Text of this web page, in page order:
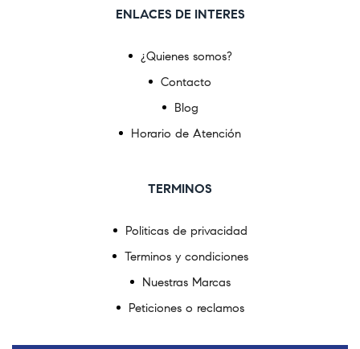
ENLACES DE INTERES
¿Quienes somos?
Contacto
Blog
Horario de Atención
TERMINOS
Politicas de privacidad
Terminos y condiciones
Nuestras Marcas
Peticiones o reclamos